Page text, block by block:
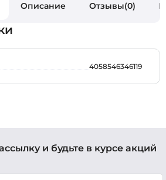
Описание Отзывы(0)
4058546346119
и будьте в курсе акций